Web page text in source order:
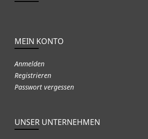
MEIN KONTO
Anmelden
Registrieren
Passwort vergessen
UNSER UNTERNEHMEN